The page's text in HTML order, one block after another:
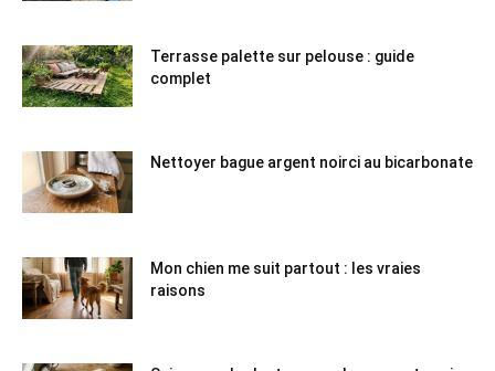
Terrasse palette sur pelouse : guide
complet
Nettoyer bague argent noirci au bicarbonate
Mon chien me suit partout : les vraies
raisons